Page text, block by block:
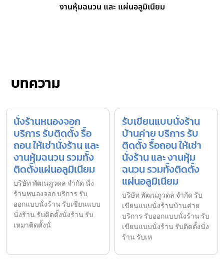
งานหุ้มฉนวน และ แผ่นอลูมิเนียม
บทความ
นั่งร้านหนองจอก
บริการ รับติดตั้ง รื้อ
ถอน ให้เช่านั่งร้าน และ
งานหุ้มฉนวน รวมทั้ง
ติดตั้งแผ่นอลูมิเนียม
บริษัท พัฒนภูวดล จำกัด นั่ง
ร้านหนองจอก บริการ รับ
ออกแบบนั่งร้าน รับเขียนแบบ
นั่งร้าน รับติดตั้งนั่งร้าน รับ
เหมาติดตั้งนั่
รับเขียนแบบนั่งร้าน
บ้านค่าย บริการ รับ
ติดตั้ง รื้อถอน ให้เช่า
นั่งร้าน และ งานหุ้ม
ฉนวน รวมทั้งติดตั้ง
แผ่นอลูมิเนียม
บริษัท พัฒนภูวดล จำกัด รับ
เขียนแบบนั่งร้านบ้านค่าย
บริการ รับออกแบบนั่งร้าน รับ
เขียนแบบนั่งร้าน รับติดตั้งนั่ง
ร้าน รับเห